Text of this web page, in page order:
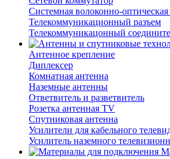
Системная волоконно-
Телекоммуникационный разъем
Телекоммуникацонный
Антенное крепление
Диплексер
Комнатная антенна
Наземные антенны
Ответвитель и разветвитель
Розетка антенная TV
Спутниковая антенна
Усилители для кабельного
Усилитель наземного